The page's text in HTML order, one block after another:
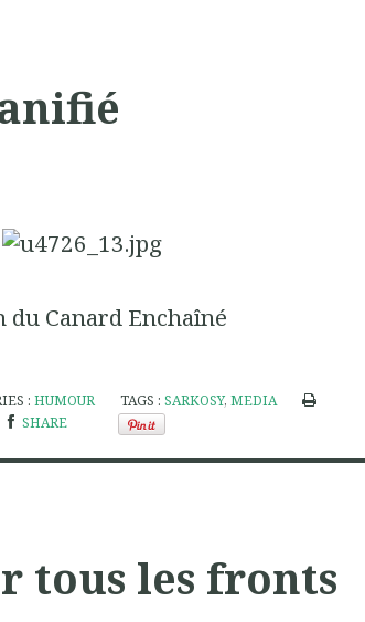
du Canard Enchaîné
:HUMOUR TAGS :SARKOSY,MEDIA
SHARE
tous les fronts